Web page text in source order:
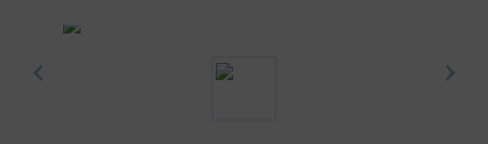
actuators and radiator controllers
SSA.../STA../RT../REH..